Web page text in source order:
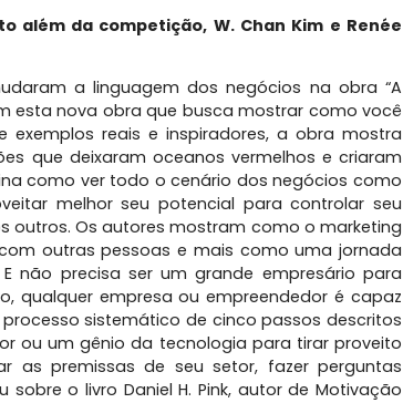
da competição, W. Chan Kim e Renée
a linguagem dos negócios na obra “A
esta nova obra que busca mostrar como você
exemplos reais e inspiradores, a obra mostra
que deixaram oceanos vermelhos e criaram
como ver todo o cenário dos negócios como
melhor seu potencial para controlar seu
outros. Os autores mostram como o marketing
outras pessoas e mais como uma jornada
não precisa ser um grande empresário para
qualquer empresa ou empreendedor é capaz
sistemático de cinco passos descritos
ou um gênio da tecnologia para tirar proveito
as premissas de seu setor, fazer perguntas
o livro Daniel H. Pink, autor de Motivação